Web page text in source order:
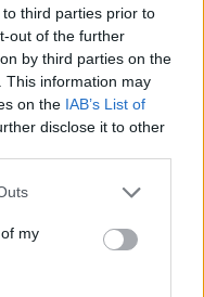
third parties prior to
out of the further
by third parties on the
This information may
on the IAB’s List of
disclose it to other
my
του Ολυμπιακού
ΚΑΤΗΓΟΡΊΑ